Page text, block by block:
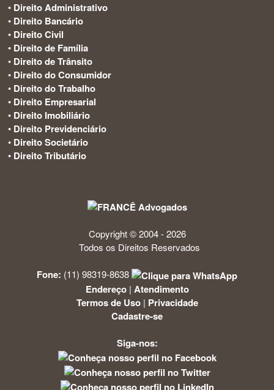
• Direito Administrativo
• Direito Bancário
• Direito Civil
• Direito de Família
• Direito de Trânsito
• Direito do Consumidor
• Direito do Trabalho
• Direito Empresarial
• Direito Imobiliário
• Direito Previdenciário
• Direito Societário
• Direito Tributário
Copyright © 2004 - 2026
Todos os Direitos Reservados
Fone: (11) 98319-8638
Endereço| Atendimento
Termos de Uso| Privacidade
Cadastre-se
Siga-nos: